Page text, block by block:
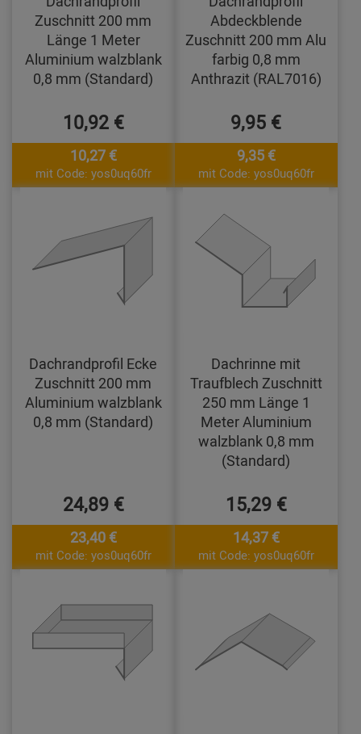
Zuschnitt 200 mm
Länge 1 Meter
Aluminium walzblank
0,8 mm (Standard)
10,92 €
10,27 €
mit Code: yos0uq60fr
Abdeckblende
Zuschnitt 200 mm Alu
farbig 0,8 mm
Anthrazit (RAL7016)
9,95 €
9,35 €
mit Code: yos0uq60fr
Dachrandprofil Ecke
Zuschnitt 200 mm
Aluminium walzblank
0,8 mm (Standard)
24,89 €
23,40 €
mit Code: yos0uq60fr
Dachrinne mit
Traufblech Zuschnitt
250 mm Länge 1
Meter Aluminium
walzblank 0,8 mm
(Standard)
15,29 €
14,37 €
mit Code: yos0uq60fr